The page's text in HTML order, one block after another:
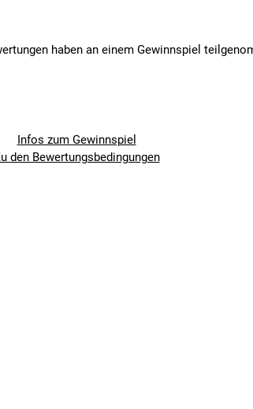
haben an einem Gewinnspiel
Infos zum Gewinnspiel
den Bewertungsbedingungen